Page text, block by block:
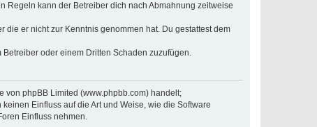
Regeln kann der Betreiber dich nach Abmahnung zeitweise
die er nicht zur Kenntnis genommen hat. Du gestattest dem
oder einem Dritten Schaden zuzufügen.
von phpBB Limited (www.phpbb.com) handelt;
Einfluss auf die Art und Weise, wie die Software
Einfluss nehmen.